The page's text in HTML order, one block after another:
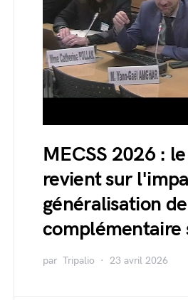
MECSS 2026 :
revient sur
généralisation
complémentaire
par Tripalio 23 avril 2026